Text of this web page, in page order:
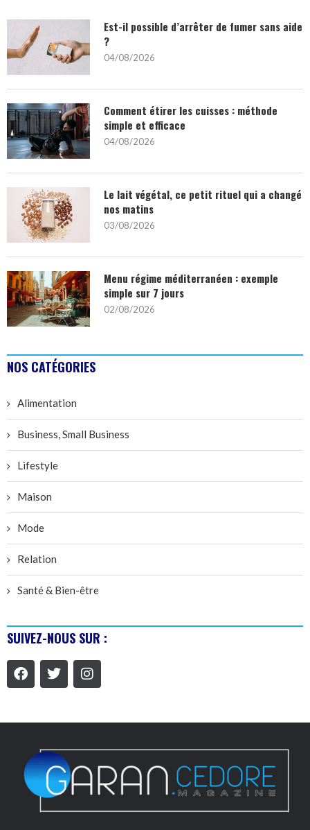
Est-il possible d’arrêter de fumer sans aide
?
04/08/2026
Comment étirer les cuisses : méthode
simple et efficace
04/08/2026
Le lait végétal, ce petit rituel qui a changé
nos matins
03/08/2026
Menu régime méditerranéen : exemple
simple sur 7 jours
02/08/2026
NOS CATÉGORIES
Alimentation
Business, Small Business
Lifestyle
Maison
Mode
Relation
Santé & Bien-être
SUIVEZ-NOUS SUR :